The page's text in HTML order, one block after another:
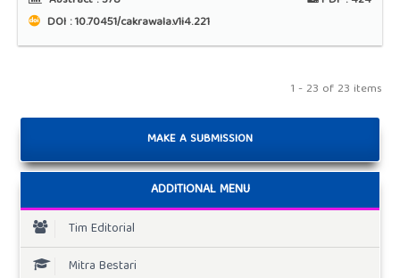
DOI : 10.70451/cakrawala.v1i4.221
1 - 23 of 23 items
MAKE A SUBMISSION
ADDITIONAL MENU
Tim Editorial
Mitra Bestari